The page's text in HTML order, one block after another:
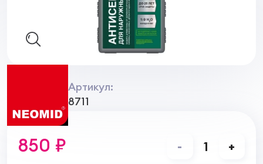
Артикул:
8711
850 ₽ - 1 +